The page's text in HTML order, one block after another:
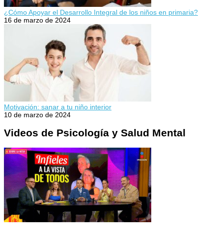
¿Cómo Apoyar el Desarrollo Integral de los niños en primaria?
16 de marzo de 2024
Motivación: sanar a tu niño interior
10 de marzo de 2024
Videos de Psicología y Salud Mental